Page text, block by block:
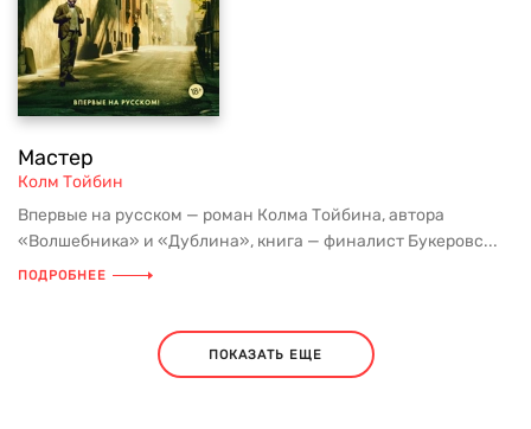
Мастер
Колм Тойбин
Впервые на русском — роман Колма Тойбина, автора
«Волшебника» и «Дублина», книга — финалист Букеровс...
ПОДРОБНЕЕ
ПОКАЗАТЬ ЕЩЕ